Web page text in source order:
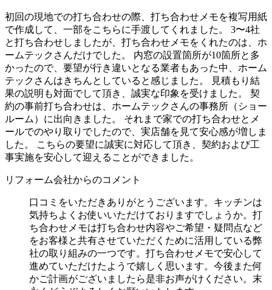
初回の現地での打ち合わせの際、打ち合わせメモを複写用紙
で作成して、一部をこちらに手渡してくれました。 3〜4社
と打ち合わせしましたが、打ち合わせメモをくれたのは、ホ
ームテックさんだけでした。 内窓の設置箇所が10箇所と多
かったので、要望が行き違いとなる業者もあった中、ホーム
テックさんはきちんとしていると感じました。 見積もり結
果の説明も対面でして頂き、誠実な印象を受けました。 契
約の事前打ち合わせは、ホームテックさんの事務所（ショー
ルーム）に出向きました。 それまで家での打ち合わせとメ
ールでのやり取りでしたので、実店舗を見て安心感が増しま
した。 こちらの要望に誠実に対応して頂き、契約および工
事実施を安心して迎えることができました。
リフォーム会社からのコメント
口コミをいただきありがとうございます。キッチンは
気持ちよくお使いいただけておりますでしょうか。打
ち合わせメモは打ち合わせ内容やご希望・疑問点など
をお客様と共有させていただくために活用している弊
社の取り組みの一つです。打ち合わせメモで安心して
進めていただけたようで嬉しく思います。今後また何
かご計画がございましたら是非お声がけください。末